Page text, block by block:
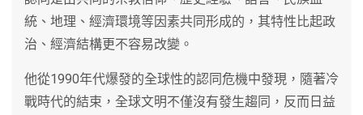
統、地理、經濟環境等因素共同形成的，其特性比起政
治、經濟結構更不容易改變。
他從1990年代爆發的全球性的認同危機中發現，隨著冷
戰時代的結束，全球文明不僅沒有發生趨同，反而日益